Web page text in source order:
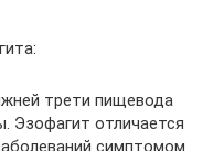
трети пищевода
Эзофагит отличается
симптомом